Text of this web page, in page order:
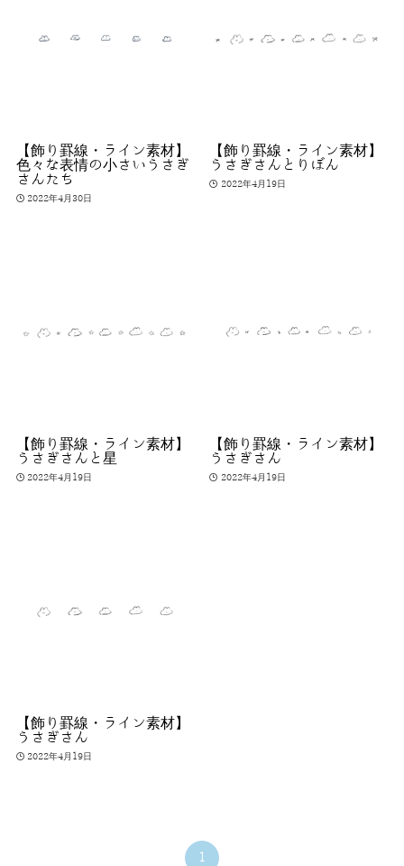
【飾り罫線・ライン素材】
色々な表情の小さいうさぎ
さんたち
2022年4月30日
【飾り罫線・ライン素材】
うさぎさんとりぼん
2022年4月19日
【飾り罫線・ライン素材】
うさぎさんと星
2022年4月19日
【飾り罫線・ライン素材】
うさぎさん
2022年4月19日
【飾り罫線・ライン素材】
うさぎさん
2022年4月19日
1